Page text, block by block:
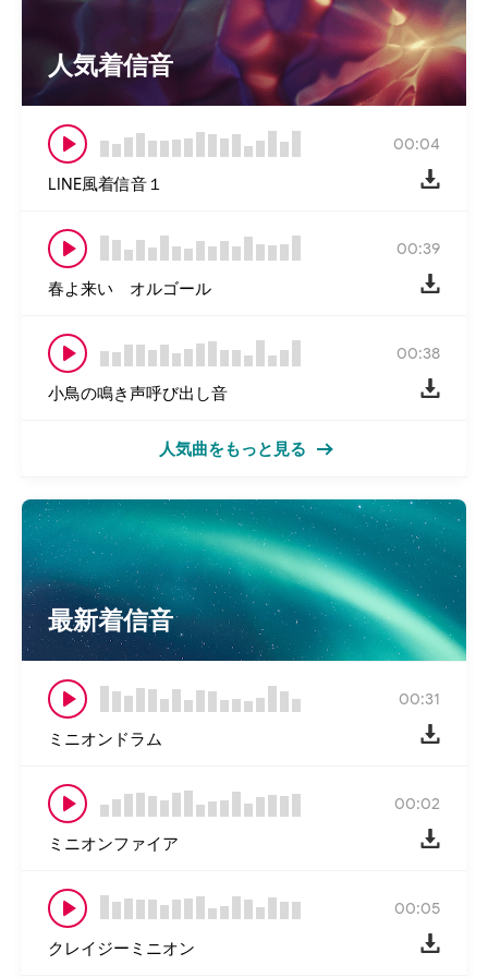
人気着信音
00:04
LINE風着信音１
00:39
春よ来い オルゴール
00:38
小鳥の鳴き声呼び出し音
人気曲をもっと見る
最新着信音
00:31
ミニオンドラム
00:02
ミニオンファイア
00:05
クレイジーミニオン